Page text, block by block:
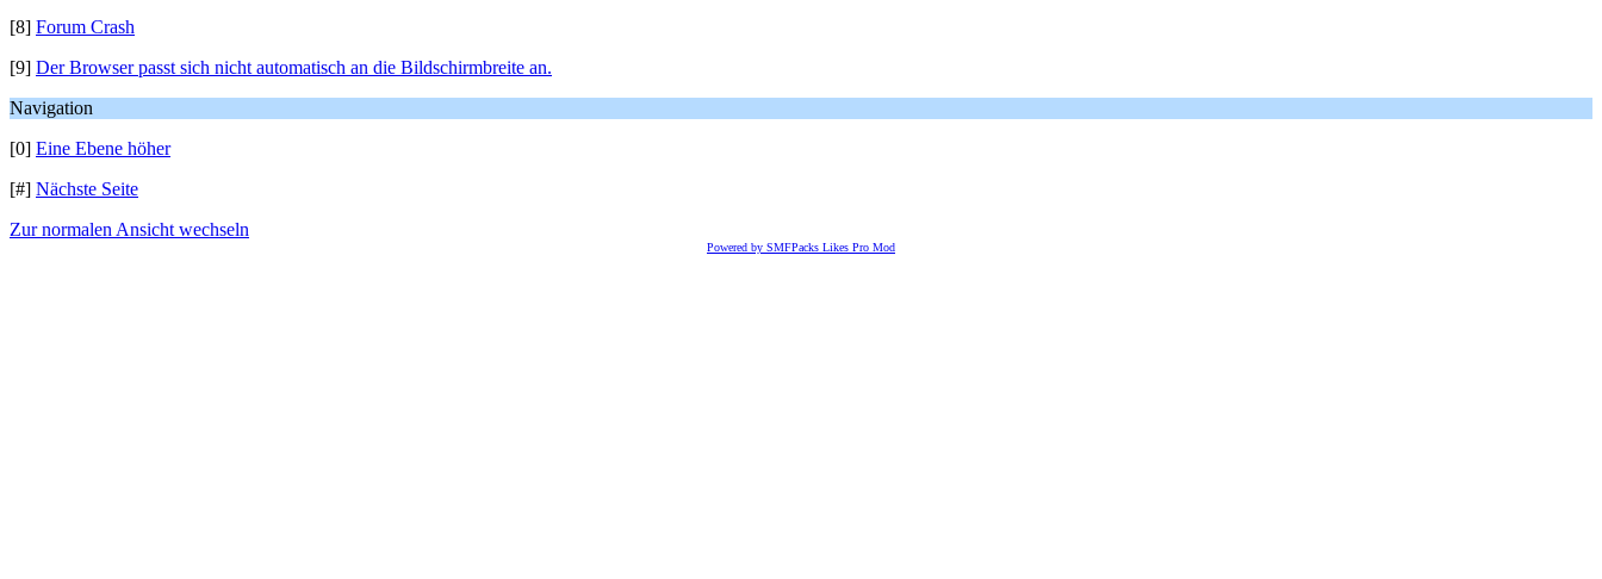
[8] Forum Crash
[9] Der Browser passt sich nicht automatisch an die Bildschirmbreite an.
Navigation
[0] Eine Ebene höher
[#] Nächste Seite
Zur normalen Ansicht wechseln
Powered by SMFPacks Likes Pro Mod